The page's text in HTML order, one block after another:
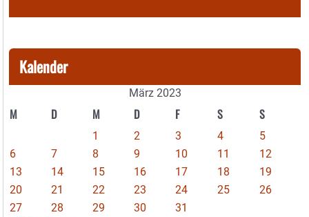
Kalender
März 2023
M D M D F S S
1 2 3 4
5
6
7 8 9 10 11
12
13
14 15 16 17 18
19
20
21 22 23 24 25
26
27
28 29 30
31